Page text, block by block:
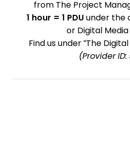
from The Project
1 hour = 1 PDU under the
or Digital Media
Find us under “The
(Provider ID: